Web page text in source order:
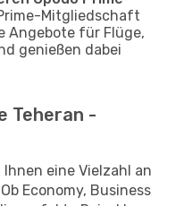
Mitgliedschaft
Angebote für Flüge,
genießen dabei
Teheran -
eine Vielzahl an
Economy, Business